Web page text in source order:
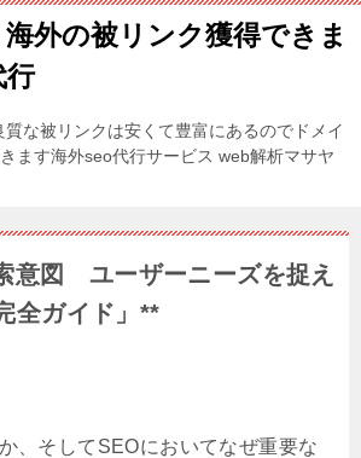
外の被リンク獲得できま
行
な被リンクは安くて豊富にあるのでドメイ
ます海外seo代行サービス web解析マサヤ
意図 ユーザーニーズを捉え
全ガイド」**
、そしてSEOにおいてなぜ重要な